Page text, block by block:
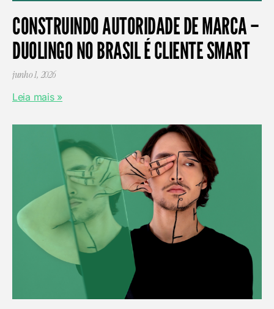
CONSTRUINDO AUTORIDADE DE MARCA –
DUOLINGO NO BRASIL É CLIENTE SMART
junho 1, 2026
Leia mais »